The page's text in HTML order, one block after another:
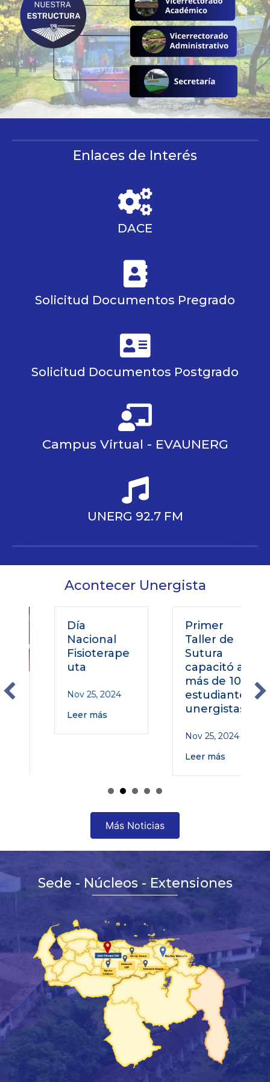
Enlaces de Interés
DACE
Solicitud Documentos Pregrado
Solicitud Documentos Postgrado
Campus Virtual - EVAUNERG
UNERG 92.7 FM
Acontecer Unergista
Nacional
Fisioterape
Nov 25, 2024
Leer más
Primer
Taller de
Sutura
capacitó a
más de 100
estudiantes
unergistas
Nov 25, 2024
Leer más
Más Noticias
Sede - Núcleos - Extensiones